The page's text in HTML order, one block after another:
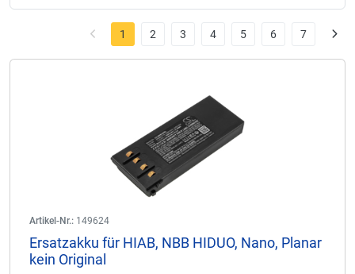
1 2 3 4 5 6 7
Artikel-Nr.: 149624
Ersatzakku für HIAB, NBB HIDUO, Nano, Planar
kein Original